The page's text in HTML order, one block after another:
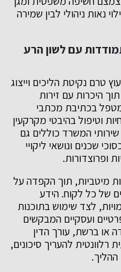
נאות ניהולי לבין שמירה
עם לשון הרע
טרם נקיטת הליכים וייצוג
היכרות עם זירות
בכתיבת מכתבי
וטיפול בהיבטי מקרקעין
שירותי המשרד כוללים גם
שכנים ונושאי ליקויי
ופרוצדורות.
מיטביות, תוך הקפדה על
של כל לקוח. הידע
לצד שימוש בתוכנות
ועסקיים המבקשים
או ברשת, עורך הדין
רלוונטית להעריך סיכונים,